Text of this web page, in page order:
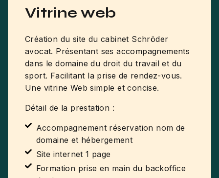
Vitrine web
Création du site du cabinet Schröder
avocat. Présentant ses accompagnements
dans le domaine du droit du travail et du
sport. Facilitant la prise de rendez-vous.
Une vitrine Web simple et concise.
Détail de la prestation :
Accompagnement réservation nom de
domaine et hébergement
Site internet 1 page
Formation prise en main du backoffice